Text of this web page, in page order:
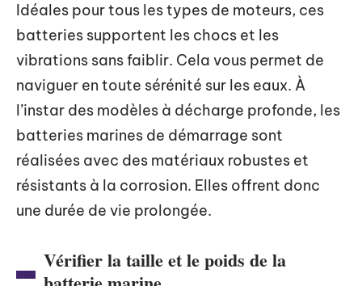
Idéales pour tous les types de moteurs, ces
batteries supportent les chocs et les
vibrations sans faiblir. Cela vous permet de
naviguer en toute sérénité sur les eaux. À
l’instar des modèles à décharge profonde, les
batteries marines de démarrage sont
réalisées avec des matériaux robustes et
résistants à la corrosion. Elles offrent donc
une durée de vie prolongée.
Vérifier la taille et le poids de la